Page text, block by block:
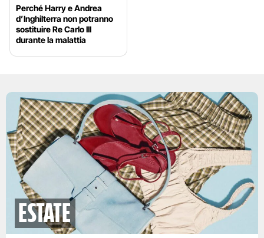
Perché Harry e Andrea
d’Inghilterra non potranno
sostituire Re Carlo III
durante la malattia
Estate